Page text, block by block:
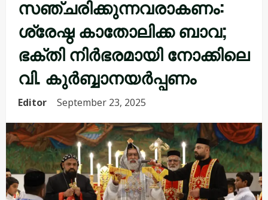
സഞ്ചരിക്കുന്നവരാകണം:
ശ്രേഷ്ഠ കാതോലിക്ക ബാവ;
ഭക്തി നിർഭരമായി നോക്കിലെ
വി. കുർബ്ബാനയർപ്പണം
Editor September 23, 2025